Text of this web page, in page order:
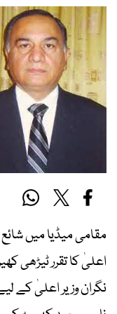
مقامی میڈیا میں
اعلیٰ کا تقرر ٹیڑھی
نگران وزیر اعلیٰ کے